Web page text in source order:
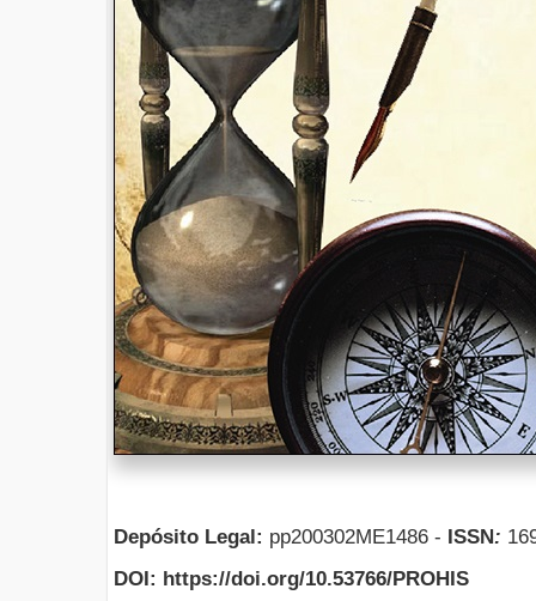
Depósito Legal: pp200302ME1486 - ISSN:
DOI: https://doi.org/10.53766/PROHIS